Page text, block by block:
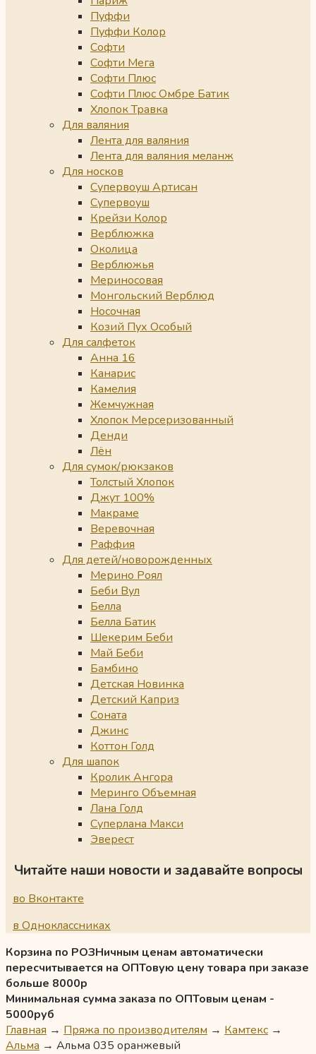
Пуффи
Пуффи Колор
Софти
Софти Мега
Софти Плюс
Софти Плюс Омбре Батик
Хлопок Травка
Для валяния
Лента для валяния
Лента для валяния меланж
Для носков
Супервоуш Артисан
Супервоуш
Крейзи Колор
Верблюжка
Околица
Верблюжья
Мериносовая
Монгольский Верблюд
Носочная
Козий Пух Особый
Для салфеток
Анна 16
Канарис
Камелия
Жемчужная
Хлопок Мерсеризованный
Денди
Лён
Для сумок/рюкзаков
Толстый Хлопок
Джут 100%
Макраме
Веревочная
Раффия
Для детей/новорожденных
Мерино Роял
Беби Вул
Белла
Белла Батик
Шекерим Беби
Май Беби
Бамбино
Детская Новинка
Детский Каприз
Соната
Джинс
Коттон Голд
Для шапок
Кролик Ангора
Меринго Объемная
Лана Голд
Суперлана Макси
Эверест
Читайте наши новости и задавайте вопросы
во Вконтакте
в Одноклассниках
Корзина по РОЗНичным ценам автоматически
пересчитывается на ОПТовую цену товара при заказе
больше 8000р
Минимальная сумма заказа по ОПТовым ценам -
5000руб
Главная → Пряжа по производителям → Камтекс →
Альма → Альма 035 оранжевый